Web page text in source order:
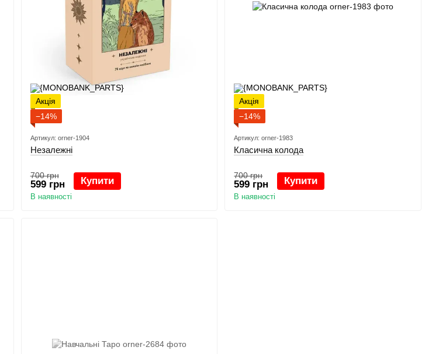
Акція
−14%
Артикул: orner-1904
Незалежні
700 грн
599 грн Купити
В наявності
Акція
−14%
Артикул: orner-1983
Класична колода
700 грн
599 грн Купити
В наявності